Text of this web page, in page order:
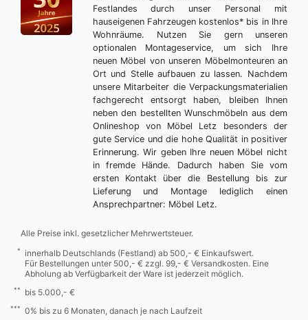
Festlandes durch unser Personal mit
hauseigenen Fahrzeugen kostenlos* bis in Ihre
Wohnräume. Nutzen Sie gern unseren
optionalen Montageservice, um sich Ihre
neuen Möbel von unseren Möbelmonteuren an
Ort und Stelle aufbauen zu lassen. Nachdem
unsere Mitarbeiter die Verpackungsmaterialien
fachgerecht entsorgt haben, bleiben Ihnen
neben den bestellten Wunschmöbeln aus dem
Onlineshop von Möbel Letz besonders der
gute Service und die hohe Qualität in positiver
Erinnerung. Wir geben Ihre neuen Möbel nicht
in fremde Hände. Dadurch haben Sie vom
ersten Kontakt über die Bestellung bis zur
Lieferung und Montage lediglich einen
Ansprechpartner: Möbel Letz.
Alle Preise inkl. gesetzlicher Mehrwertsteuer.
*
innerhalb Deutschlands (Festland) ab 500,- € Einkaufswert.
Für Bestellungen unter 500,- € zzgl. 99,- € Versandkosten. Eine
Abholung ab Verfügbarkeit der Ware ist jederzeit möglich.
** bis 5.000,- €
*** 0% bis zu 6 Monaten, danach je nach Laufzeit